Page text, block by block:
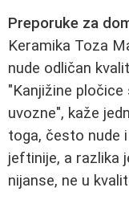
Preporuke za
Keramika Toza
nude odličan
"Kanjižine pločice
uvozne", kaže
toga, često nude i
jeftinije, a razlika
nijanse, ne u